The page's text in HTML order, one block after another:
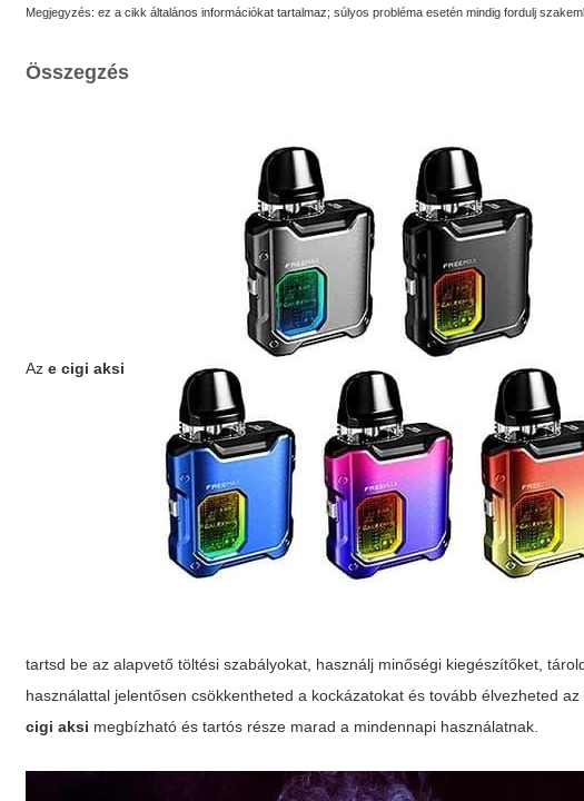
Megjegyzés: ez a cikk általános információkat tartalmaz; súlyos probléma esetén mindig fordulj
Összegzés
Aze cigi aksi
tartsd be az alapvető töltési szabályokat, használj minőségi kiegészítőket,
használattal jelentősen csökkentheted a kockázatokat és tovább élvezheted
cigi aksi megbízható és tartós része marad a mindennapi használatnak.